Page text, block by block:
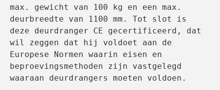
max. gewicht van 100 kg en een max.
deurbreedte van 1100 mm. Tot slot is
deze deurdranger CE gecertificeerd, dat
wil zeggen dat hij voldoet aan de
Europese Normen waarin eisen en
beproevingsmethoden zijn vastgelegd
waaraan deurdrangers moeten voldoen.